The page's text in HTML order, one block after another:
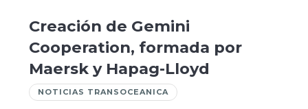
Creación de Gemini
Cooperation, formada por
Maersk y Hapag-Lloyd
NOTICIAS TRANSOCEANICA